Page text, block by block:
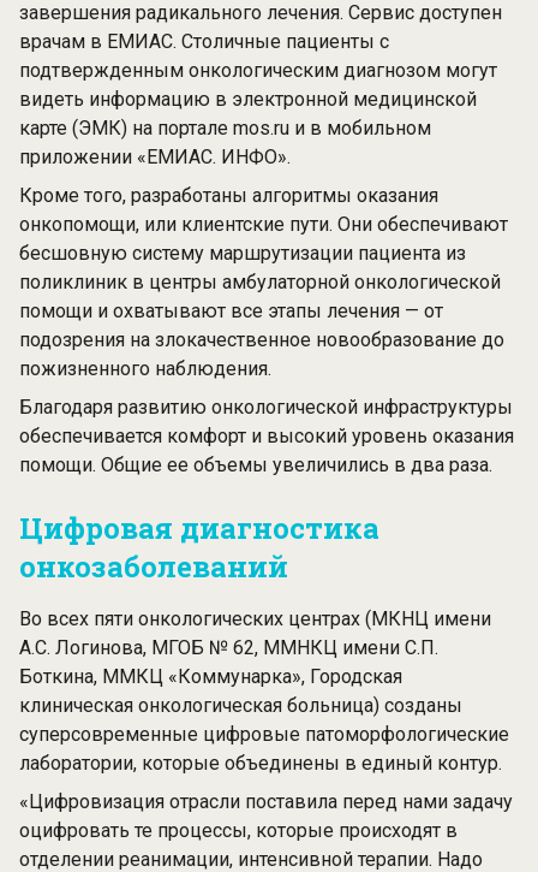
завершения радикального лечения. Сервис доступен
врачам в ЕМИАС. Столичные пациенты с
подтвержденным онкологическим диагнозом могут
видеть информацию в электронной медицинской
карте (ЭМК) на портале mos.ru и в мобильном
приложении «ЕМИАС. ИНФО».
Кроме того, разработаны алгоритмы оказания
онкопомощи, или клиентские пути. Они обеспечивают
бесшовную систему маршрутизации пациента из
поликлиник в центры амбулаторной онкологической
помощи и охватывают все этапы лечения — от
подозрения на злокачественное новообразование до
пожизненного наблюдения.
Благодаря развитию онкологической инфраструктуры
обеспечивается комфорт и высокий уровень оказания
помощи. Общие ее объемы увеличились в два раза.
Цифровая диагностика
онкозаболеваний
Во всех пяти онкологических центрах (МКНЦ имени
А.С. Логинова, МГОБ № 62, ММНКЦ имени С.П.
Боткина, ММКЦ «Коммунарка», Городская
клиническая онкологическая больница) созданы
суперсовременные цифровые патоморфологические
лаборатории, которые объединены в единый контур.
«Цифровизация отрасли поставила перед нами задачу
оцифровать те процессы, которые происходят в
отделении реанимации, интенсивной терапии. Надо